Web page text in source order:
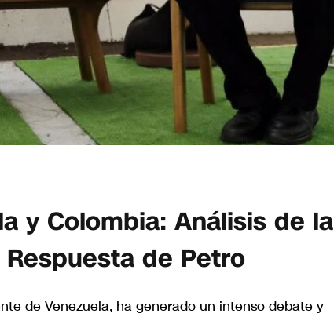
y Colombia: Análisis de la
de Petro
de Venezuela, ha generado un intenso debate y